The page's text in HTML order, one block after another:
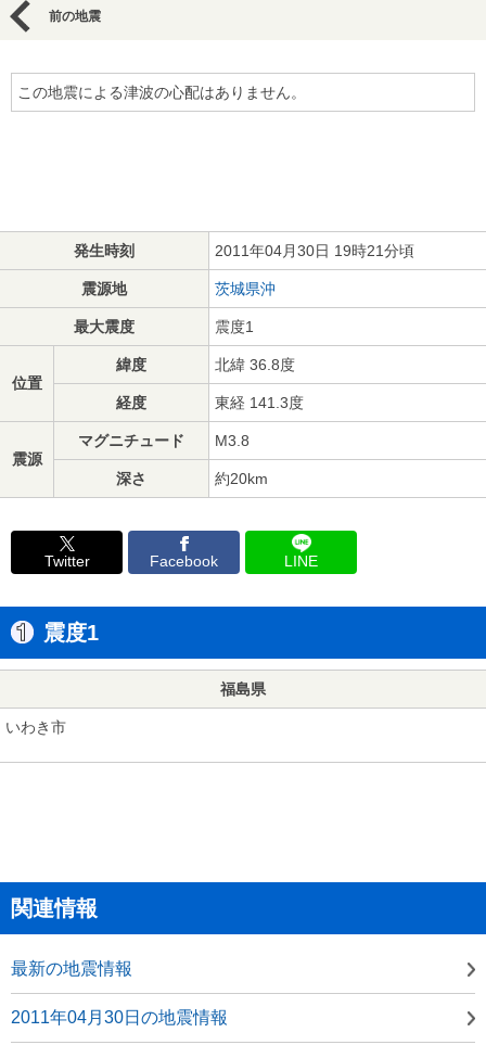
前の地震
この地震による津波の心配はありません。
発生時刻 2011年04月30日 19時21分頃
震源地 茨城県沖
最大震度 震度1
位置
緯度 北緯 36.8度
経度 東経 141.3度
震源
マグニチュード M3.8
深さ 約20km
Twitter Facebook LINE
震度1
福島県
いわき市
関連情報
最新の地震情報
2011年04月30日の地震情報